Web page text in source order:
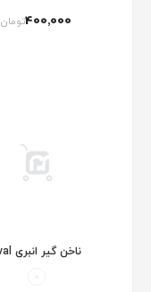
400٬000تومان
ناخن گیر انبری oval